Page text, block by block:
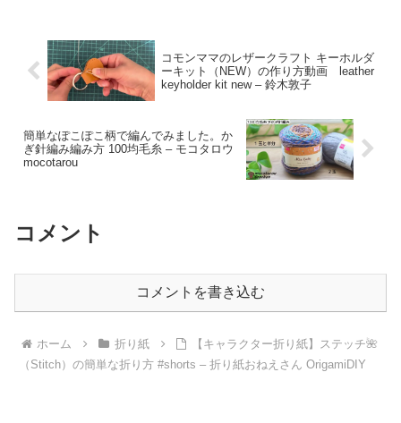
コモンママのレザークラフト キーホルダ
ーキット（NEW）の作り方動画 leather
keyholder kit new – 鈴木敦子
簡単なぽこぽこ柄で編んでみました。か
ぎ針編み編み方 100均毛糸 – モコタロウ
mocotarou
コメント
コメントを書き込む
ホーム 折り紙
【キャラクター折り紙】ステッチ🌺
（Stitch）の簡単な折り方 #shorts – 折り紙おねえさん OrigamiDIY